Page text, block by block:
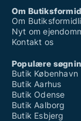
Om
Om
Nyt om
Kontakt os
Populære
Butik København
Butik Aarhus
Butik Odense
Butik Aalborg
Butik Esbjerg